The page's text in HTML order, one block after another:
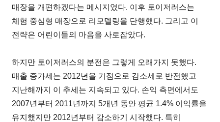
매장을 개편하겠다는 메시지였다. 이후 토이저러스는
체험 중심형 매장으로 리모델링을 단행했다. 그리고 이
전략은 어린이들의 마음을 사로잡았다.
하지만 토이저러스의 분전은 그렇게 오래가지 못했다.
매출 증가세는 2012년을 기점으로 감소세로 반전했고
지난해까지 이 추세는 지속되고 있다. 손익 측면에서도
2007년부터 2011년까지 5개년 동안 평균 1.4% 이익률을
유지했지만 2012년부터 감소하기 시작했다. 특히